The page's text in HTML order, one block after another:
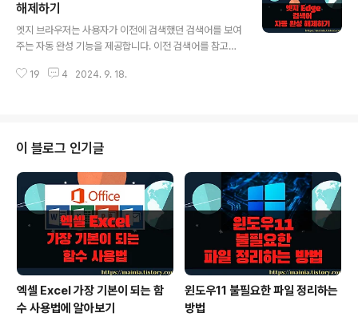
에서 [설정] 메뉴를 선택합니다. ▼ 밝기 조정은 디스플레
이 옵션에서 하게 됩니다. [설정] 페이지에서 다시 [시스템]
아이콘을 클릭해서 해당 옵션 페이지로 이동합니다. ▼
택합니다. 오른쪽 색 항목으로 가서 야간 모드 를 켬으로 변
해제하기
엣지 브라우저는 사용자가 이전에 검색했던 검색어를 보여
주는 자동 완성 기능을 제공합니다. 이전 검색어를 참고할
수 있습니다. 여러 사람이 사용하는 컴퓨터나 공개된 장소
주소 입력창에 검색어를 입력해 보세요. 화면에는 이전에
입력했던 검색어 목록이 나타납니다. 이것을 자동 완성 기
능이라고 합니다. ▼ 기존 검색어를 삭제하는 방법은 간단
합니다. 검색어 목록에서 오른쪽 끝으로 가 마우스로 제안
제거인 X 버튼을 클릭합니다. 삭제할 검색어가 많은 경우
비효율적인 방법입니다. ※ 아래는..
19 4 2024. 9. 18.
이 블로그 인기글
엑셀 Excel 가장 기본이 되는 함
수 사용법에 알아보기
윈도우11 불필요한 파일 정리하는
방법